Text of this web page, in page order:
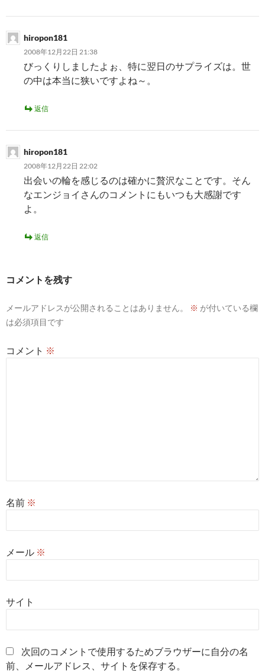
hiropon181
2008年12月22日 21:38
びっくりしましたよぉ、特に翌日のサプライズは。世
の中は本当に狭いですよね～。
返信
hiropon181
2008年12月22日 22:02
出会いの輪を感じるのは確かに贅沢なことです。そん
なエンジョイさんのコメントにもいつも大感謝です
よ。
返信
コメントを残す
メールアドレスが公開されることはありません。 ※ が付いている欄
は必須項目です
コメント ※
名前 ※
メール ※
サイト
次回のコメントで使用するためブラウザーに自分の名
前、メールアドレス、サイトを保存する。